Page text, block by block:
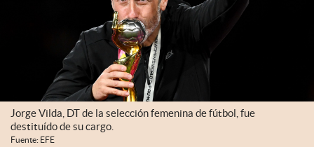
Jorge Vilda, DT de la selección femenina de fútbol, fue
destituído de su cargo.
Fuente: EFE